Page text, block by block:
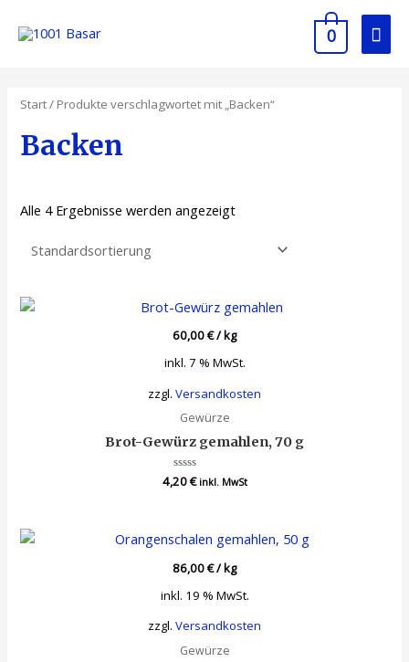
0
Start/ Produkte verschlagwortet mit „Backen“
Backen
Alle 4 Ergebnisse werden angezeigt
60,00€/kg
inkl. 7 % MwSt.
zzgl. Versandkosten
Gewürze
Brot-Gewürz gemahlen, 70 g
Bewertet
4,20€ inkl. MwSt
86,00€/kg
inkl. 19 % MwSt.
zzgl. Versandkosten
Gewürze